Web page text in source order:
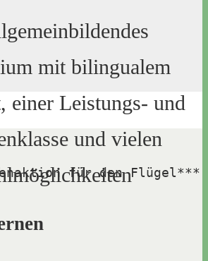
mit bilingualem
einer Leistungs- und
und vielen
für den Flügel***